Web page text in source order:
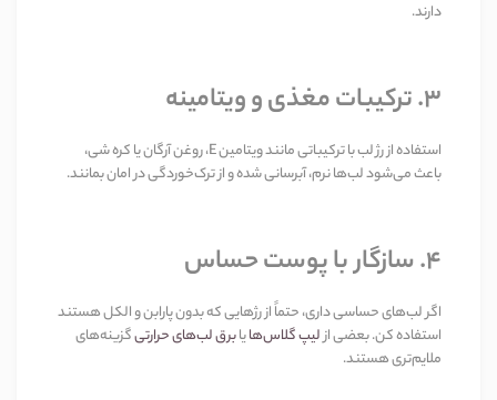
دارند.
۳. ترکیبات مغذی و ویتامینه
استفاده از رژ لب با ترکیباتی مانند ویتامین E، روغن آرگان یا کره شی،
باعث می‌شود لب‌ها نرم، آبرسانی شده و از ترک‌خوردگی در امان بمانند.
۴. سازگار با پوست حساس
اگر لب‌های حساسی داری، حتماً از رژهایی که بدون پارابن و الکل هستند
استفاده کن. بعضی ازلیپ گلاس‌هایابرق لب‌های حرارتیگزینه‌های
ملایم‌تری هستند.